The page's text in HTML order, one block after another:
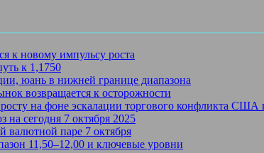
к новому импульсу роста
к 1,1750
юань в нижней границе диапазона
возвращается к осторожности
на фоне эскалации торгового конфликта США
на сегодня 7 октября 2025
валютной паре 7 октября
11,50–12,00 и ключевые уровни